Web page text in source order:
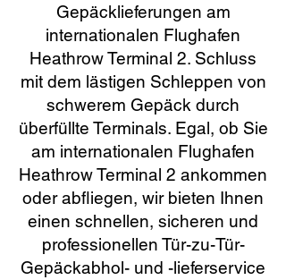
Gepäcklieferungen am
internationalen Flughafen
Heathrow Terminal 2. Schluss
mit dem lästigen Schleppen von
schwerem Gepäck durch
überfüllte Terminals. Egal, ob Sie
am internationalen Flughafen
Heathrow Terminal 2 ankommen
oder abfliegen, wir bieten Ihnen
einen schnellen, sicheren und
professionellen Tür-zu-Tür-
Gepäckabhol- und -lieferservice